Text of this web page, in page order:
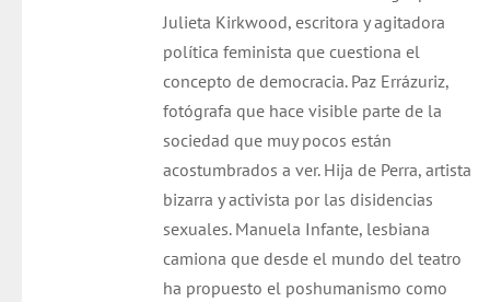
Julieta Kirkwood, escritora y agitadora
política feminista que cuestiona el
concepto de democracia. Paz Errázuriz,
fotógrafa que hace visible parte de la
sociedad que muy pocos están
acostumbrados a ver. Hija de Perra, artista
bizarra y activista por las disidencias
sexuales. Manuela Infante, lesbiana
camiona que desde el mundo del teatro
ha propuesto el poshumanismo como